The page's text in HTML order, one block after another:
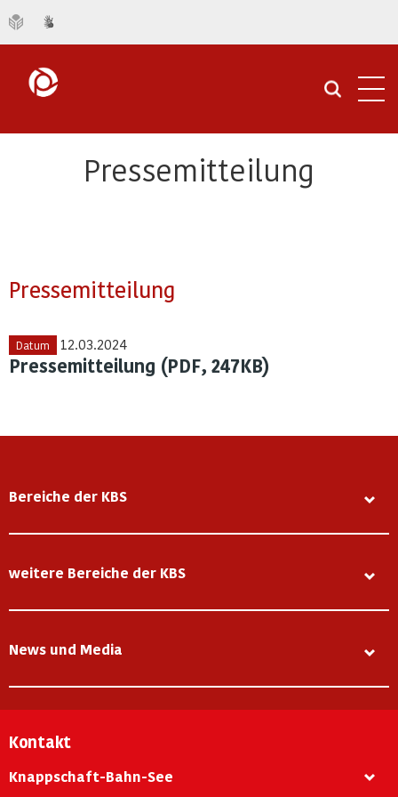
Pressemitteilung
Pressemitteilung
Datum 12.03.2024
Pressemitteilung (PDF, 247KB)
Bereiche der KBS
weitere Bereiche der KBS
News und Media
Kontakt
Knappschaft-Bahn-See